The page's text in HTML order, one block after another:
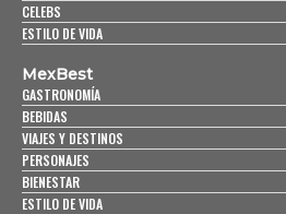
CELEBS
ESTILO DE VIDA
MexBest
GASTRONOMÍA
BEBIDAS
VIAJES Y DESTINOS
PERSONAJES
BIENESTAR
ESTILO DE VIDA